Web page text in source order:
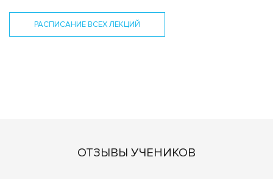
РАСПИСАНИЕ ВСЕХ ЛЕКЦИЙ
ОТЗЫВЫ УЧЕНИКОВ